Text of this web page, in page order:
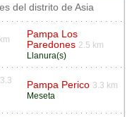
del distrito de Asia
Pampa Los
Paredones 2.5 km
Llanura(s)
3.3
Pampa Perico 3.3 km
Meseta